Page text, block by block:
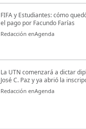
FIFA y Estudiantes: cómo
el pago por Facundo Farías
Redacción enAgenda
La UTN comenzará a dictar
José C. Paz y ya abrió la
Redacción enAgenda